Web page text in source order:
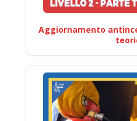
Aggiornamento